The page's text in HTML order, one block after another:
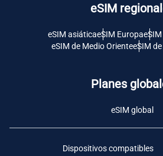
eSIM
eSIM asiáticaeSIM Europa
eSIM de Medio OrienteeSIM
Planes
eSIM global
Dispositivos compatibles